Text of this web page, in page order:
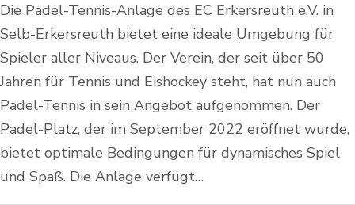
Die Padel-Tennis-Anlage des EC Erkersreuth e.V. in
Selb-Erkersreuth bietet eine ideale Umgebung für
Spieler aller Niveaus. Der Verein, der seit über 50
Jahren für Tennis und Eishockey steht, hat nun auch
Padel-Tennis in sein Angebot aufgenommen. Der
Padel-Platz, der im September 2022 eröffnet wurde,
bietet optimale Bedingungen für dynamisches Spiel
und Spaß. Die Anlage verfügt…